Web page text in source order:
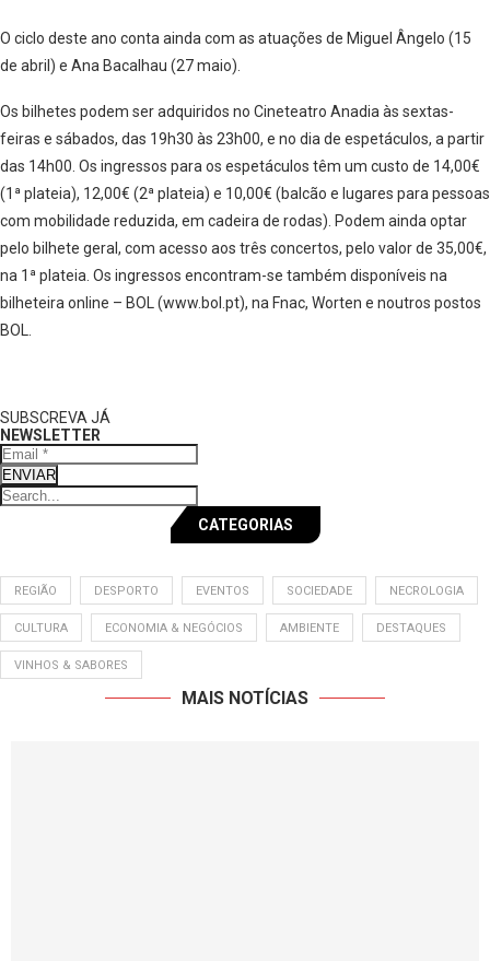
O ciclo deste ano conta ainda com as atuações de Miguel Ângelo (15
de abril) e Ana Bacalhau (27 maio).
Os bilhetes podem ser adquiridos no Cineteatro Anadia às sextas-
feiras e sábados, das 19h30 às 23h00, e no dia de espetáculos, a partir
das 14h00. Os ingressos para os espetáculos têm um custo de 14,00€
(1ª plateia), 12,00€ (2ª plateia) e 10,00€ (balcão e lugares para pessoas
com mobilidade reduzida, em cadeira de rodas). Podem ainda optar
pelo bilhete geral, com acesso aos três concertos, pelo valor de 35,00€,
na 1ª plateia. Os ingressos encontram-se também disponíveis na
bilheteira online – BOL (www.bol.pt), na Fnac, Worten e noutros postos
BOL.
SUBSCREVA JÁ
NEWSLETTER
ENVIAR
CATEGORIAS
REGIÃO DESPORTO EVENTOS SOCIEDADE NECROLOGIA
CULTURA ECONOMIA & NEGÓCIOS AMBIENTE DESTAQUES
VINHOS & SABORES
MAIS NOTÍCIAS